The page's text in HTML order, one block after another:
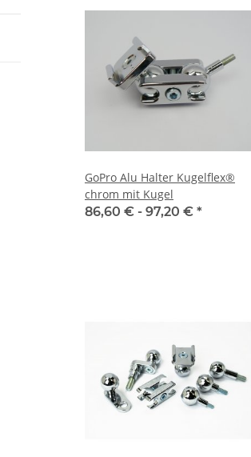
GoPro Alu Halter Kugelflex®
chrom mit Kugel
86,60 € - 97,20 € *